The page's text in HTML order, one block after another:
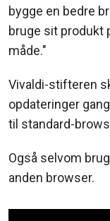
bygge en bedre
bruge sit produkt
måde."
Vivaldi-stifteren
opdateringer
til standard-
Også selvom
anden browser.